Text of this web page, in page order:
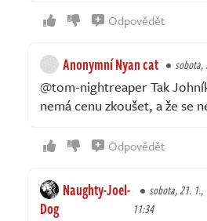
Odpovědět
Anonymní Nyan cat sobota,
@tom-nightreaper Tak
nemá cenu zkoušet, a že se
Odpovědět
Naughty-Joel-
Dog
sobota, 21. 1.,
11:34